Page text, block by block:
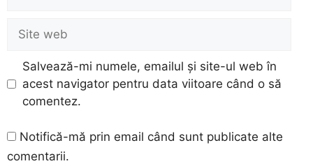
Site
web
Salvează-mi numele, emailul și site-ul web în
acest navigator pentru data viitoare când o să
comentez.
Notifică-mă prin email când sunt publicate alte
comentarii.